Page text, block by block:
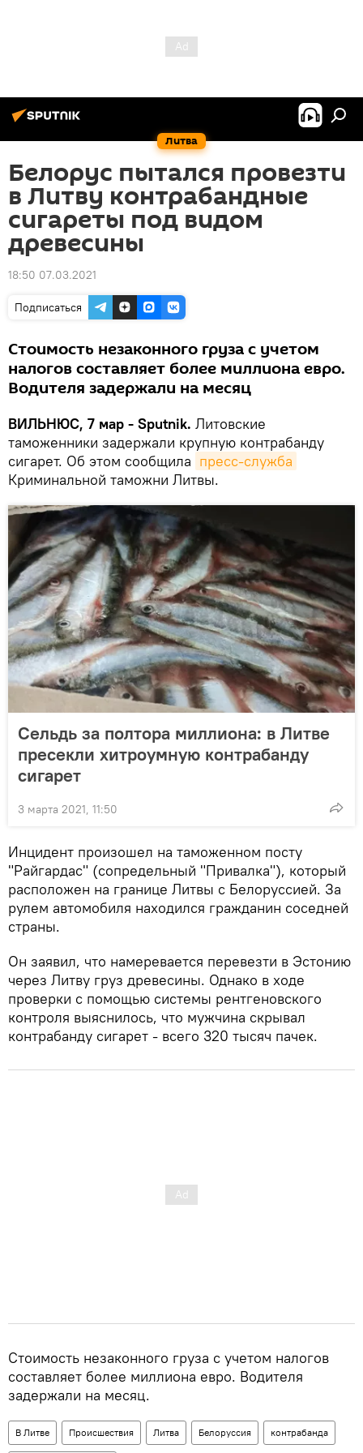
Литва
Белорус пытался провезти
в Литву контрабандные
сигареты под видом
древесины
18:50 07.03.2021
Подписаться
Стоимость незаконного груза с учетом
налогов составляет более миллиона евро.
Водителя задержали на месяц
ВИЛЬНЮС, 7 мар - Sputnik. Литовские
таможенники задержали крупную контрабанду
сигарет. Об этом сообщила пресс-служба
Криминальной таможни Литвы.
Сельдь за полтора миллиона: в Литве
пресекли хитроумную контрабанду
сигарет
3 марта 2021, 11:50
Инцидент произошел на таможенном посту
"Райгардас" (сопредельный "Привалка"), который
расположен на границе Литвы с Белоруссией. За
рулем автомобиля находился гражданин соседней
страны.
Он заявил, что намеревается перевезти в Эстонию
через Литву груз древесины. Однако в ходе
проверки с помощью системы рентгеновского
контроля выяснилось, что мужчина скрывал
контрабанду сигарет - всего 320 тысяч пачек.
Стоимость незаконного груза с учетом налогов
составляет более миллиона евро. Водителя
задержали на месяц.
В Литве Происшествия Литва Белоруссия контрабанда